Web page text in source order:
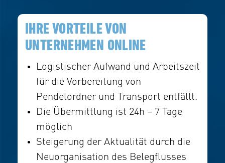
IHRE VORTEILE VON
UNTERNEHMEN ONLINE
Logistischer Aufwand und Arbeitszeit
für die Vorbereitung von
Pendelordner und Transport entfällt.
Die Übermittlung ist 24h – 7 Tage
möglich
Steigerung der Aktualität durch die
Neuorganisation des Belegflusses